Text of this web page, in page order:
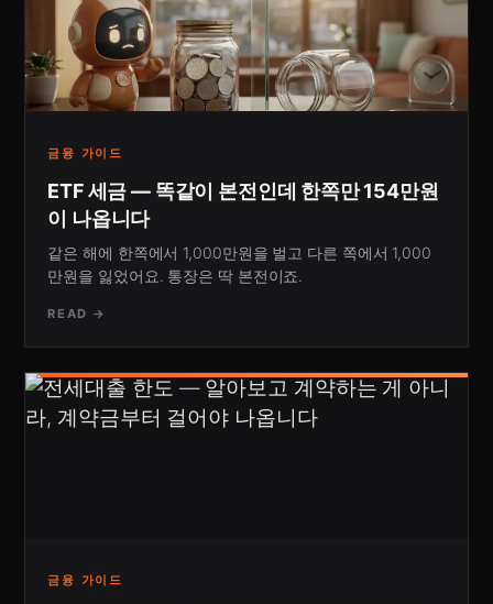
금융 가이드
ETF 세금 — 똑같이 본전인데 한쪽만 154만원
이 나옵니다
같은 해에 한쪽에서 1,000만원을 벌고 다른 쪽에서 1,000
만원을 잃었어요. 통장은 딱 본전이죠.
READ →
금융 가이드